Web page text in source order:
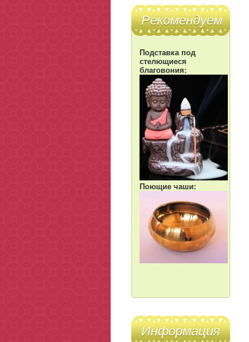
Рекомендуем
Подставка под
стелющиеся
благовония:
Поющие чаши:
Информация